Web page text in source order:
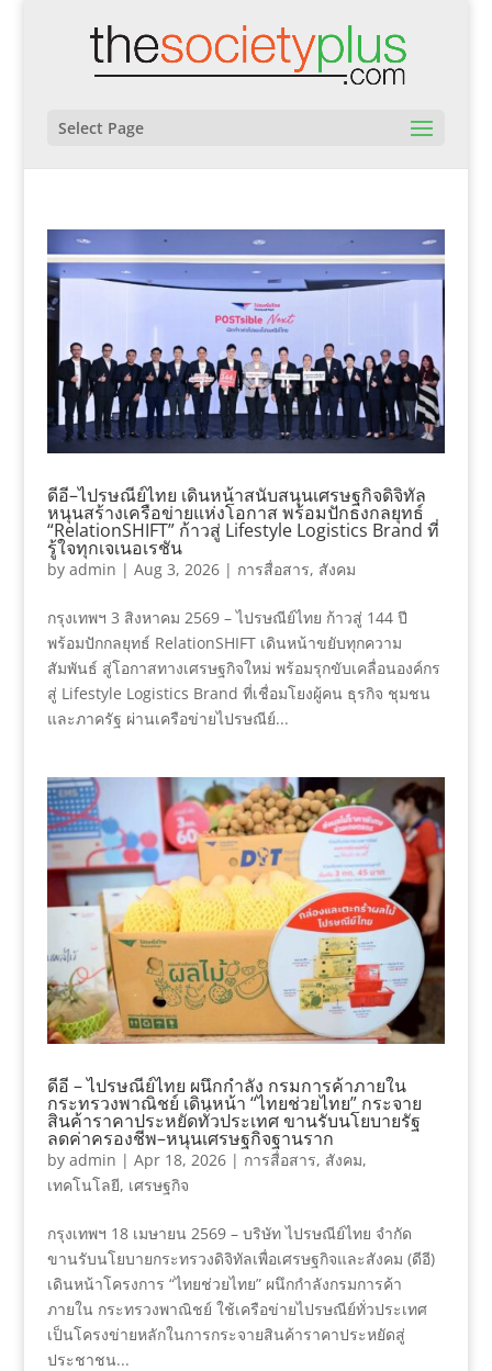
Select Page
ดีอี–ไปรษณีย์ไทย เดินหน้าสนับสนุนเศรษฐกิจดิจิทัล
หนุนสร้างเครือข่ายแห่งโอกาส พร้อมปักธงกลยุทธ์
“RelationSHIFT” ก้าวสู่ Lifestyle Logistics Brand ที่
รู้ใจทุกเจเนอเรชัน
by admin | Aug 3, 2026| การสื่อสาร, สังคม
กรุงเทพฯ 3 สิงหาคม 2569 – ไปรษณีย์ไทย ก้าวสู่ 144 ปี
พร้อมปักกลยุทธ์ RelationSHIFT เดินหน้าขยับทุกความ
สัมพันธ์ สู่โอกาสทางเศรษฐกิจใหม่ พร้อมรุกขับเคลื่อนองค์กร
สู่ Lifestyle Logistics Brand ที่เชื่อมโยงผู้คน ธุรกิจ ชุมชน
และภาครัฐ ผ่านเครือข่ายไปรษณีย์...
ดีอี – ไปรษณีย์ไทย ผนึกกำลัง กรมการค้าภายใน
กระทรวงพาณิชย์ เดินหน้า “ไทยช่วยไทย” กระจาย
สินค้าราคาประหยัดทั่วประเทศ ขานรับนโยบายรัฐ
ลดค่าครองชีพ–หนุนเศรษฐกิจฐานราก
by admin | Apr 18, 2026| การสื่อสาร, สังคม,
เทคโนโลยี, เศรษฐกิจ
กรุงเทพฯ 18 เมษายน 2569 – บริษัท ไปรษณีย์ไทย จำกัด
ขานรับนโยบายกระทรวงดิจิทัลเพื่อเศรษฐกิจและสังคม (ดีอี)
เดินหน้าโครงการ “ไทยช่วยไทย” ผนึกกำลังกรมการค้า
ภายใน กระทรวงพาณิชย์ ใช้เครือข่ายไปรษณีย์ทั่วประเทศ
เป็นโครงข่ายหลักในการกระจายสินค้าราคาประหยัดสู่
ประชาชน...